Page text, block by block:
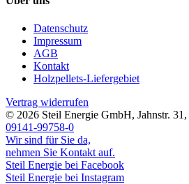
Datenschutz
Impressum
AGB
Kontakt
Holzpellets-Liefergebiet
Vertrag widerrufen
© 2026 Steil Energie GmbH, Jahnstr. 31 ,
09141-99758-0
Wir sind für Sie da,
nehmen Sie Kontakt auf.
Steil Energie bei Facebook
Steil Energie bei Instagram